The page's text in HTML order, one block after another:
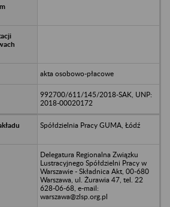
akta osobowo-płacowe
992700/611/145/2018-SAK, UNP:
2018-00020172
Spółdzielnia Pracy GUMA, Łódź
Delegatura Regionalna Związku
Lustracyjnego Spółdzielni Pracy w
Warszawie - Składnica Akt, 00-680
Warszawa, ul. Żurawia 47, tel. 22
628-06-68, e-mail:
warszawa@zlsp.org.pl